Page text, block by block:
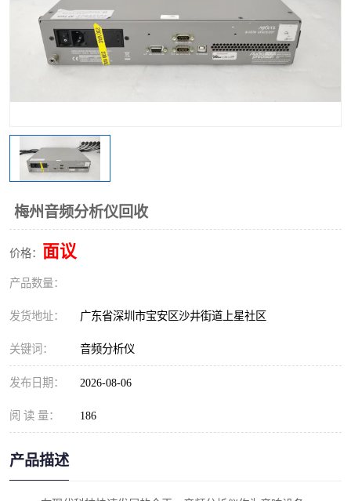
梅州音频分析仪回收
价格： 面议
产品数量：
发货地址： 广东省深圳市宝安区沙井街道上星社区
关键词： 音频分析仪
发布日期： 2026-08-06
阅 读 量： 186
产品描述